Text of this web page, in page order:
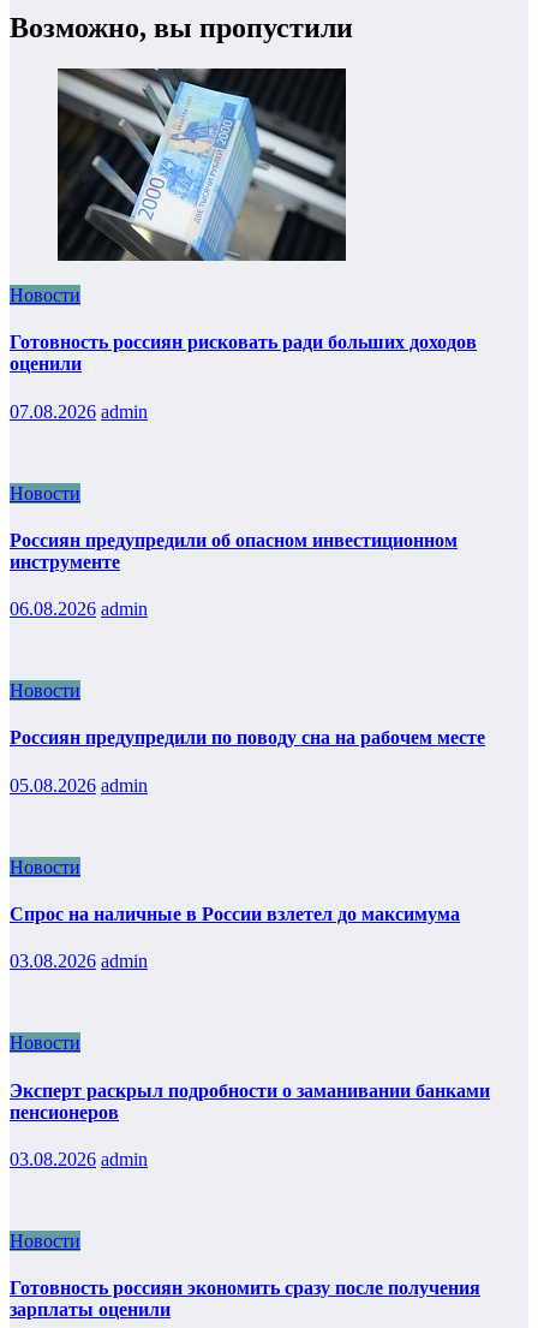
Возможно, вы пропустили
Новости
Готовность россиян рисковать ради больших доходов
оценили
07.08.2026 admin
Новости
Россиян предупредили об опасном инвестиционном
инструменте
06.08.2026 admin
Новости
Россиян предупредили по поводу сна на рабочем месте
05.08.2026 admin
Новости
Спрос на наличные в России взлетел до максимума
03.08.2026 admin
Новости
Эксперт раскрыл подробности о заманивании банками
пенсионеров
03.08.2026 admin
Новости
Готовность россиян экономить сразу после получения
зарплаты оценили